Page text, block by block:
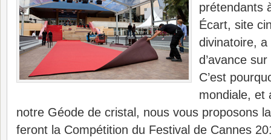
prétendants
Écart, site
divinatoire,
d’avance
C’est
mondiale, et
notre Géode de cristal, nous vous proposons
feront la Compétition du Festival de Cannes